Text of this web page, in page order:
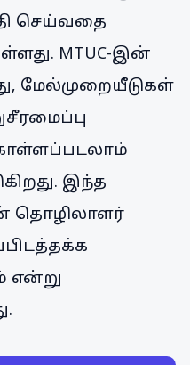
செய்வதை
MTUC-இன்
மேல்முறையீடுகள்
இந்த
தொழிலாளர்
என்று